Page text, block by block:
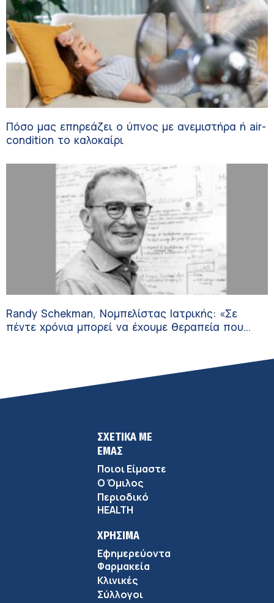
Πόσο μας επηρεάζει ο ύπνος με ανεμιστήρα ή air-
condition το καλοκαίρι
Randy Schekman, Νομπελίστας Ιατρικής: «Σε
πέντε χρόνια μπορεί να έχουμε θεραπεία που
ΣΧΕΤΙΚΑ ΜΕ
ΕΜΑΣ
Ποιοι Είμαστε
Ο Όμιλος
Περιοδικό
HEALTH
ΧΡΗΣΙΜΑ
Εφημερεύοντα
Φαρμακεία
Κλινικές
Σύλλογοι